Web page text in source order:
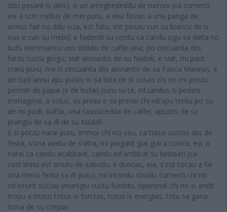
ddu pesant is abis), o un arroghededdu de turroni (ca cumenti
eis a sciri mellus de mei puru, e deu finzas a una pariga de
annus fait no ddu scia, est fatu, est pesau cun su biancu de is
ous e cun su mebi); e fadendi su contu ca candu sigu sa dieta no
bufu nemmancu unu stìddiu de caffei (eia, po cincuanta diis
fatzu custu giogu, siat ainnantis de su Nadali, e siat, mi parit
craru puru, me is cincuanta diis ainnantis de sa Pasca Manna), e
de cust'annu apu postu in sa lista de is cosas chi no mi potzu
permiti de papai (e de bufai) puru su tè, intzandus si podeis
immaginai, a solus, su prexu e su prexei chi nd'apu tentu po su
de mi podi, buffai, una tassiscedda de caffei, apustis de su
prangiu de sa dì de su Nadali.
E si potzu narai puru, immoi chi nci seu, ca totus custas diis de
festa, s'una avatu de s'atra, mi piagant giai giai a conca, est a
narai ca candu acabbant, candu nd'arribbat su bintiseti (ca
cust'annu est arrutu de sabudu, e duncas, eia, s'est tocau a fai
una mesu festa sa dì puru), mi intendu sbuidu cumenti chi mi
nd'essint suciau (manigiu custu fueddu, isperendi chi no si andit
tropu a trotu) totus is fortzas, totus is energias, totu sa gana
bona de su corpus.